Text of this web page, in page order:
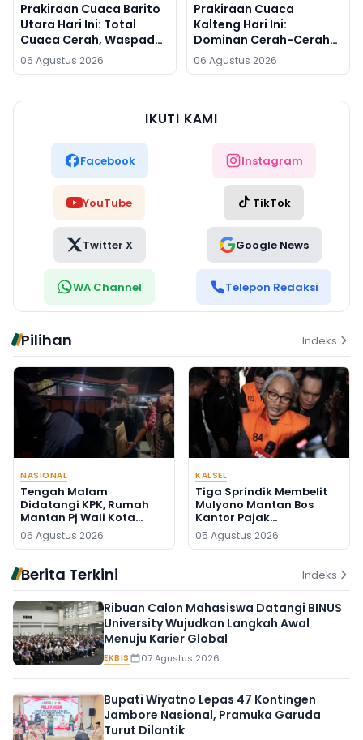
Prakiraan Cuaca Barito
Utara Hari Ini: Total
Cuaca Cerah, Waspadai
Munculnya Titik Api
06 Agustus 2026
Prakiraan Cuaca
Kalteng Hari Ini:
Dominan Cerah-Cerah
Berawan, Gunung Mas
Lain Sendiri
06 Agustus 2026
IKUTI KAMI
Facebook Instagram
YouTube TikTok
Twitter X Google News
WA Channel Telepon Redaksi
Pilihan Indeks
NASIONAL
Tengah Malam
Didatangi KPK, Rumah
Mantan Pj Wali Kota
Digeledah, Empat Koper
Dibawa
06 Agustus 2026
KALSEL
Tiga Sprindik Membelit
Mulyono Mantan Bos
Kantor Pajak
Banjarmasin
05 Agustus 2026
Berita Terkini Indeks
Ribuan Calon Mahasiswa Datangi BINUS
University Wujudkan Langkah Awal
Menuju Karier Global
EKBIS 07 Agustus 2026
Bupati Wiyatno Lepas 47 Kontingen
Jambore Nasional, Pramuka Garuda
Turut Dilantik